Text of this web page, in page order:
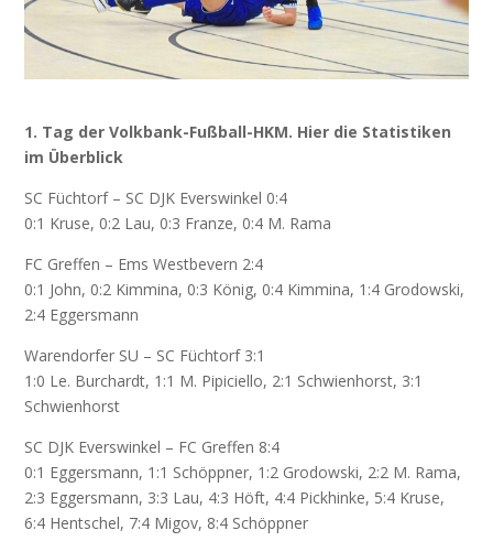
1. Tag der Volkbank-Fußball-HKM. Hier die Statistiken
im Überblick
SC Füchtorf – SC DJK Everswinkel 0:4
0:1 Kruse, 0:2 Lau, 0:3 Franze, 0:4 M. Rama
FC Greffen – Ems Westbevern 2:4
0:1 John, 0:2 Kimmina, 0:3 König, 0:4 Kimmina, 1:4 Grodowski,
2:4 Eggersmann
Warendorfer SU – SC Füchtorf 3:1
1:0 Le. Burchardt, 1:1 M. Pipiciello, 2:1 Schwienhorst, 3:1
Schwienhorst
SC DJK Everswinkel – FC Greffen 8:4
0:1 Eggersmann, 1:1 Schöppner, 1:2 Grodowski, 2:2 M. Rama,
2:3 Eggersmann, 3:3 Lau, 4:3 Höft, 4:4 Pickhinke, 5:4 Kruse,
6:4 Hentschel, 7:4 Migov, 8:4 Schöppner